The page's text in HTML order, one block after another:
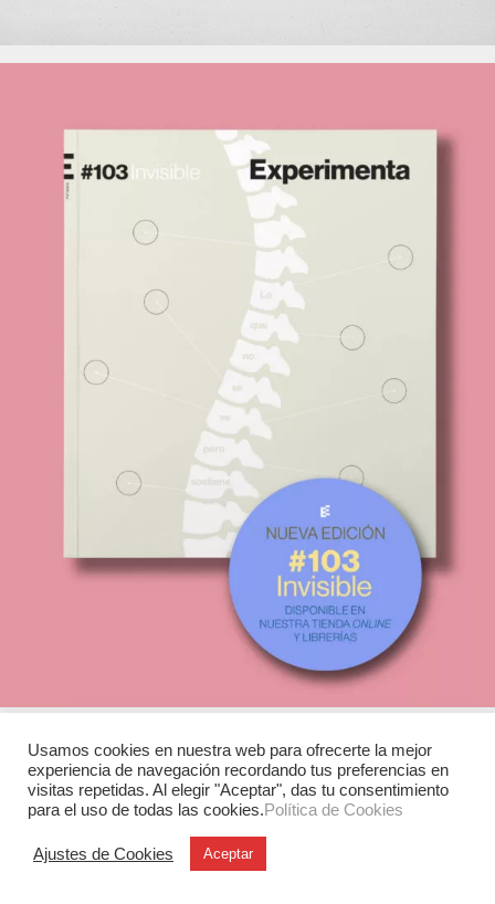
Experimenta
C/ Investigación, 7
28906 Getafe (Madrid)
Usamos cookies en nuestra web para ofrecerte la mejor
experiencia de navegación recordando tus preferencias en
visitas repetidas. Al elegir "Aceptar", das tu consentimiento
para el uso de todas las cookies.Política de Cookies
Ajustes de Cookies Aceptar